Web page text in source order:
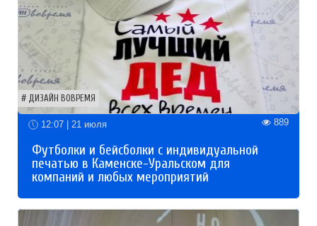
ДИЗАЙН ВОВРЕМЯ
12:07 | 21 июля 889
Футболки и бейсболки с индивидуальной
печатью в Каменске-Уральском для
компаний и любых мероприятий